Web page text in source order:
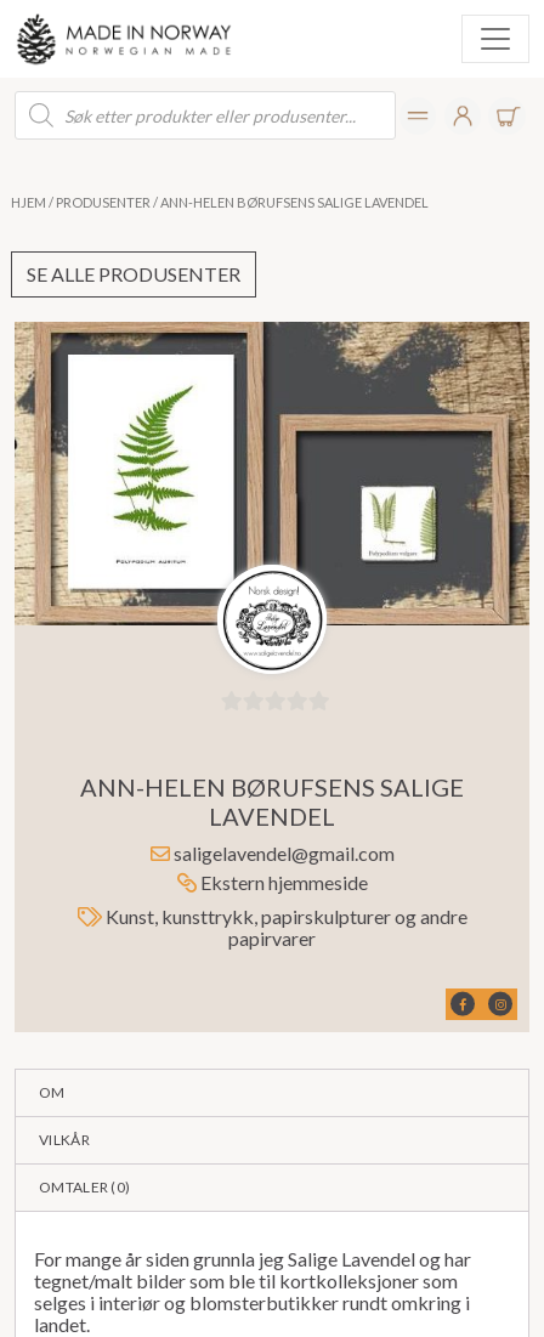
Products
search
HJEM / PRODUSENTER / ANN-HELEN BØRUFSENS SALIGE LAVENDEL
SE ALLE PRODUSENTER
av
5
ANN-HELEN BØRUFSENS SALIGE
LAVENDEL
saligelavendel@gmail.com
Ekstern hjemmeside
Kunst, kunsttrykk, papirskulpturer og andre
papirvarer
OM
VILKÅR
OMTALER (0)
For mange år siden grunnla jeg Salige Lavendel og har
tegnet/malt bilder som ble til kortkolleksjoner som
selges i interiør og blomsterbutikker rundt omkring i
landet.